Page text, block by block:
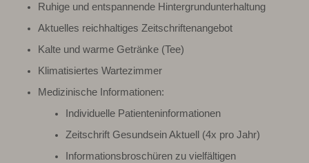
Ruhige und entspannende Hintergrundunterhaltung
Aktuelles reichhaltiges Zeitschriftenangebot
Kalte und warme Getränke (Tee)
Klimatisiertes Wartezimmer
Medizinische Informationen:
Individuelle Patienteninformationen
Zeitschrift Gesundsein Aktuell (4x pro Jahr)
Informationsbroschüren zu vielfältigen